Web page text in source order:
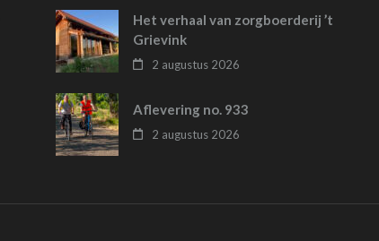
Het verhaal van zorgboerderij ’t
Grievink
2 augustus 2026
Aflevering no. 933
2 augustus 2026